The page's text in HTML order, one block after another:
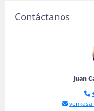
Contáctanos
Juan